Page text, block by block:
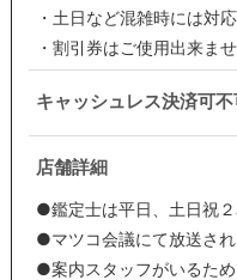
・土日など混雑時には対
・割引券はご使用出来ませ
キャッシュレス決済可
店舗詳細
●鑑定士は平日、土日祝２
●マツコ会議にて放送され
●案内スタッフがいるた